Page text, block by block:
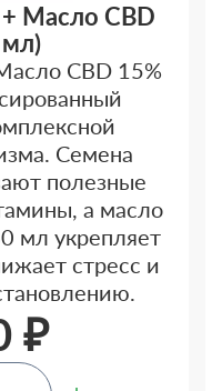
Масло CBD
CBD 15%
Семена
полезные
а масло
мл укрепляет
стресс и
₽